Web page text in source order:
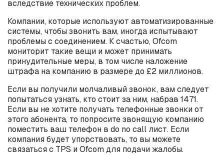
вследствие технических проблем.
Компании, которые используют автоматизированные
системы, чтобы звонить вам, иногда испытывают
проблемы с соединением. К счастью, Ofcom
мониторит такие вещи и может принимать
принудительные меры, в том числе наложение
штрафа на компанию в размере до £2 миллионов.
Если вы получили молчаливый звонок, вам следует
попытаться узнать, кто стоит за ним, набрав 1471.
Если вы не хотите получать телефонные звонки от
этого абонента, то попросите звонящую компанию
поместить ваш телефон в do no call лист. Если
компания будет упорствовать, то вы можете
связаться с TPS и Ofcom для подачи жалобы.